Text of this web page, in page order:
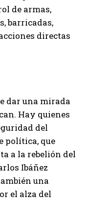
de armas,
barricadas,
directas
dar una mirada
Hay quienes
del
política, que
a la rebelión del
Ibáñez
una
el alza del